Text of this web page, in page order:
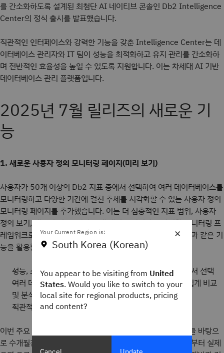
를 간소화하도록 설계된 최첨단 AI 네이티브 콘솔인 Db2 Intelligence
Center의 정식 출시를 발표했습니다.
직관적인 인터페이스와 강력한 기능을 갖춘 Intelligence Center는 데
이터베이스 관리자와 IT 팀이 성능을 최적화하고 유지 관리를 간소화하
며 전반적인 효율성을 높일 수 있도록 지원합니다. 이는 차세대 AI 기반
데이터베이스 관리 플랫폼입니다.
2025년 7월 릴리즈의 새로운 기
능
1. 새로운 사용자 정의 모니터링 페이지(미리 보기)
사용자가 50개 이상의 Db2 지표 중에서 선택하여 여러 데이터베이스를
모니터링하고 다양한 기간에 걸친 추세를 시각화할 수 있는 사용자 정의
모니터링 페이지를 추가했습니다. 이는 더 심층적인 지표 범위, 사용자
정의 보기, 템플릿 및 AI 기반 문제 해결을 지원하는 완전한 모니터링 프
레임워크로 나아가기 위한 첫 단계입니다. 이제 사용자는 다음과 같은 기
능을 활용할 수 있습니다.
성능, 스토리지 및 보안 지표를 포함한 광범위한 지표 중에서 선택
여러 데이터베이스에 대한 사용자 정의 보기를 생성하여 쉽게 비교
및 분석 수행
직관적인 차트와 그래프로 추세와 패턴 시각화
이번 주요 업데이트는 다양한 업계 사용자의 직접적인 피드백을 바탕으
로 수개월간의 개발과 테스트 과정을 거쳐 플랫폼이 초기 단계부터 실제
×
Your Current Region is:
South Korea (Korean)
You appear to be visiting from United
States. Would you like to switch to your
local site for regional products, pricing
and content?